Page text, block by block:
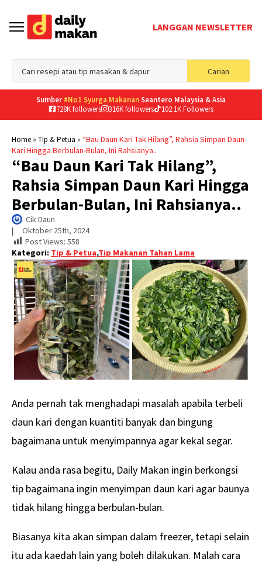
LANGGAN NEWSLETTER
Carian
for:
Sumber #No1 Syurga MakananSeantero Malaysia & Asia
728K followers
316K followers 102.1K Followers
Home» Tip & Petua » “Bau Daun Kari Tak Hilang”, Rahsia Simpan Daun
Kari Hingga Berbulan-Bulan, Ini Rahsianya..
“Bau Daun Kari Tak Hilang”,
Rahsia Simpan Daun Kari Hingga
Berbulan-Bulan, Ini Rahsianya..
Cik Daun
| Oktober 25th, 2024
Post Views: 558
Kategori: Tip & Petua,Tip Makanan Tahan Lama
Anda pernah tak menghadapi masalah apabila terbeli
daun kari dengan kuantiti banyak dan bingung
bagaimana untuk menyimpannya agar kekal segar.
Kalau anda rasa begitu, Daily Makan ingin berkongsi
tip bagaimana ingin menyimpan daun kari agar baunya
tidak hilang hingga berbulan-bulan.
Biasanya kita akan simpan dalam freezer, tetapi selain
itu ada kaedah lain yang boleh dilakukan. Malah cara